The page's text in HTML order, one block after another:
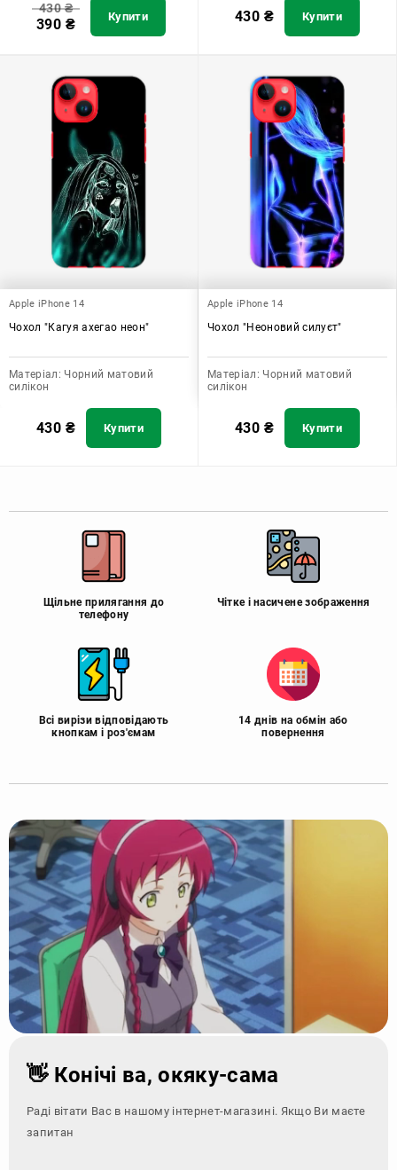
430₴
390 ₴ Купити 430 ₴ Купити
Apple iPhone 14
Чохол "Кагуя ахегао неон"
Матеріал: Чорний матовий
силікон
430 ₴ Купити
Apple iPhone 14
Чохол "Неоновий силуєт"
Матеріал: Чорний матовий
силікон
430 ₴ Купити
Щільне прилягання до
телефону
Чітке і насичене зображення
Всі вирізи відповідають
кнопкам і роз'ємам
14 днів на обмін або
повернення
👋 Конічі ва, окяку-сама
Раді вітати Вас в нашому інтернет-магазині. Якщо Ви маєте
запитання - зверні